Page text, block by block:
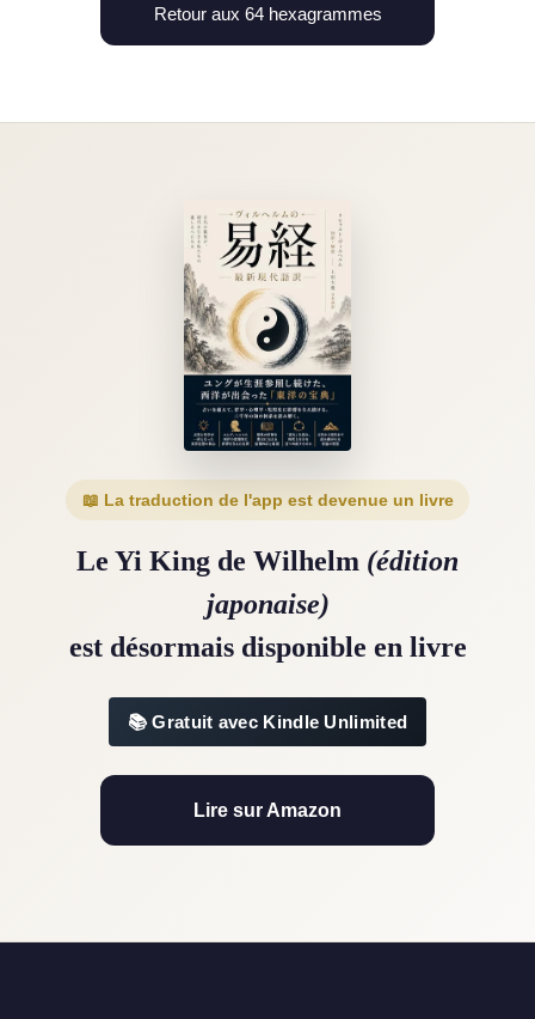
Retour aux 64 hexagrammes
📖 La traduction de l'app est devenue un livre
Le Yi King de Wilhelm (édition
japonaise)
est désormais disponible en livre
Gratuit avec Kindle Unlimited
Lire sur Amazon